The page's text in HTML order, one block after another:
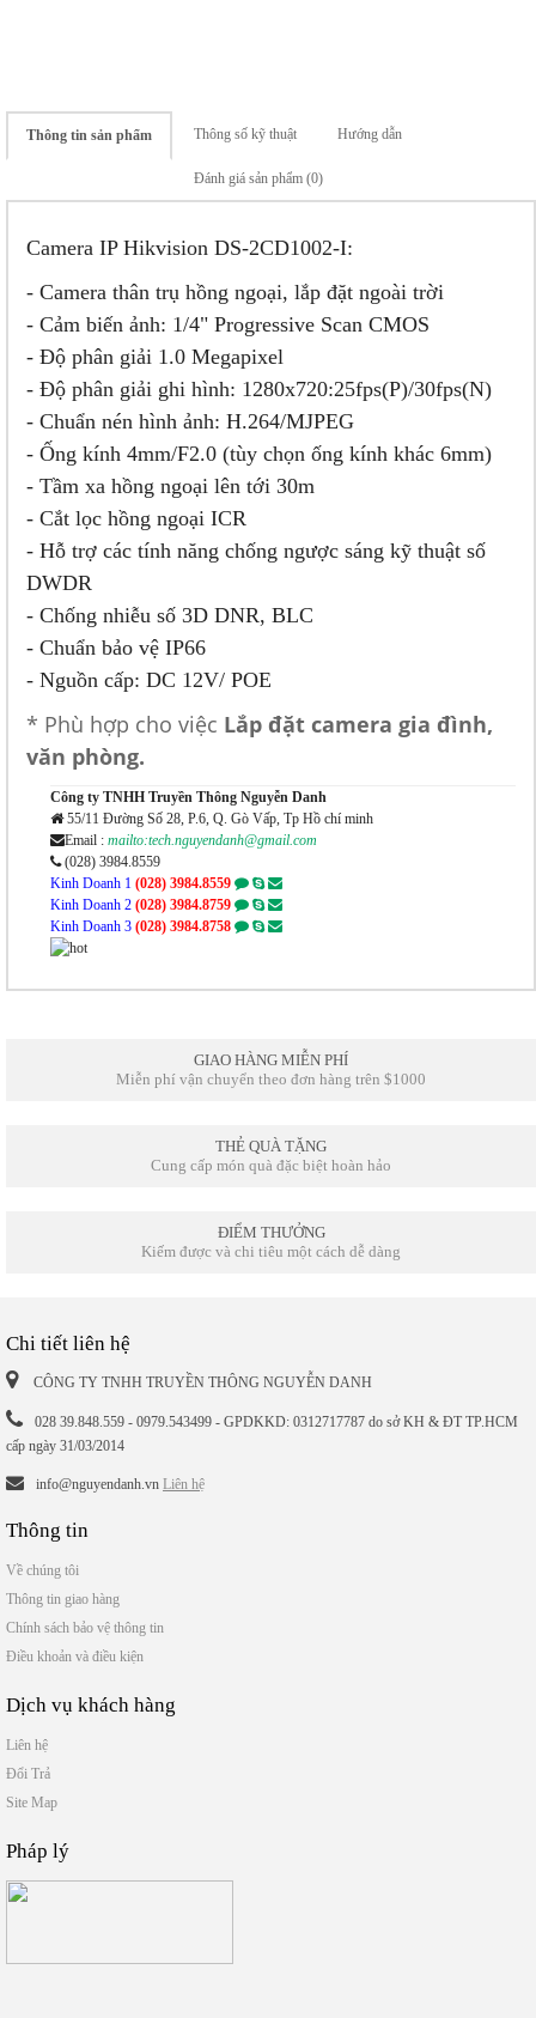
Thông tin sản phẩm Thông số kỹ thuật Hướng dẫn
Đánh giá sản phẩm (0)
Camera IP Hikvision DS-2CD1002-I:
- Camera thân trụ hồng ngoại, lắp đặt ngoài trời
- Cảm biến ảnh: 1/4" Progressive Scan CMOS
- Độ phân giải 1.0 Megapixel
- Độ phân giải ghi hình: 1280x720:25fps(P)/30fps(N)
- Chuẩn nén hình ảnh: H.264/MJPEG
- Ống kính 4mm/F2.0 (tùy chọn ống kính khác 6mm)
​- Tầm xa hồng ngoại lên tới 30m
- Cắt lọc hồng ngoại ICR
- Hỗ trợ các tính năng chống ngược sáng kỹ thuật số
DWDR
- Chống nhiễu số 3D DNR, BLC
- Chuẩn bảo vệ IP66
- Nguồn cấp: DC 12V/ POE
* Phù hợp cho việc Lắp đặt camera gia đình,
văn phòng.
Công ty TNHH Truyền Thông Nguyễn Danh
55/11 Đường Số 28, P.6, Q. Gò Vấp, Tp Hồ chí minh
Email : mailto:tech.nguyendanh@gmail.com
(028) 3984.8559
Kinh Doanh 1 (028) 3984.8559
Kinh Doanh 2 (028) 3984.8759
Kinh Doanh 3 (028) 3984.8758
GIAO HÀNG MIỄN PHÍ
Miễn phí vận chuyển theo đơn hàng trên $1000
THẺ QUÀ TẶNG
Cung cấp món quà đặc biệt hoàn hảo
ĐIỂM THƯỞNG
Kiếm được và chi tiêu một cách dễ dàng
Chi tiết liên hệ
CÔNG TY TNHH TRUYỀN THÔNG NGUYỄN DANH
028 39.848.559 - 0979.543499 - GPDKKD: 0312717787 do sở KH & ĐT TP.HCM
cấp ngày 31/03/2014
info@nguyendanh.vn Liên hệ
Thông tin
Về chúng tôi
Thông tin giao hàng
Chính sách bảo vệ thông tin
Điều khoản và điều kiện
Dịch vụ khách hàng
Liên hệ
Đổi Trả
Site Map
Pháp lý